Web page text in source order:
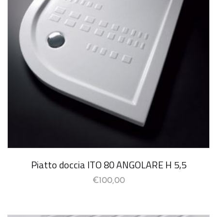
Piatto doccia ITO 80 ANGOLARE H 5,5
€100,00